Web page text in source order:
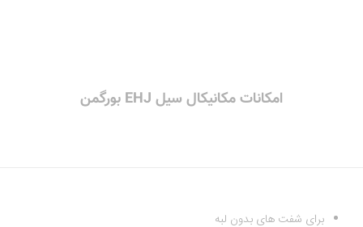
امکانات مکانیکال سیل EHJ بورگمن
برای شفت های بدون لبه